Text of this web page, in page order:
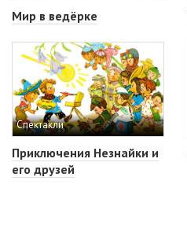
Мир в ведёрке
Спектакли
Приключения Незнайки и
его друзей